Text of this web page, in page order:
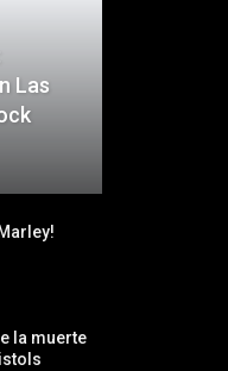
Las
la muerte